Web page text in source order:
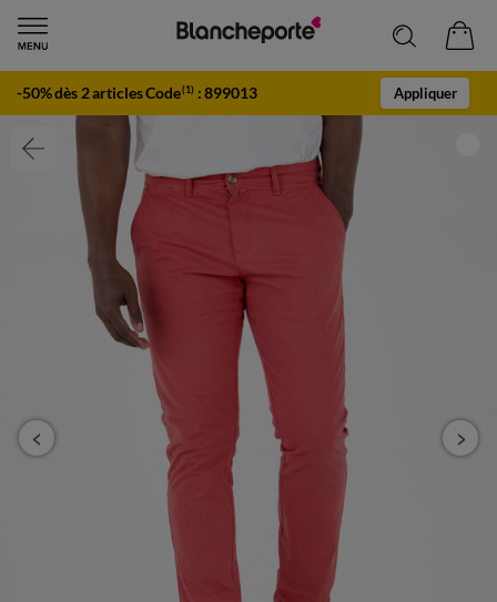
-50% dès 2 articles Code(1) :899013 Appliquer